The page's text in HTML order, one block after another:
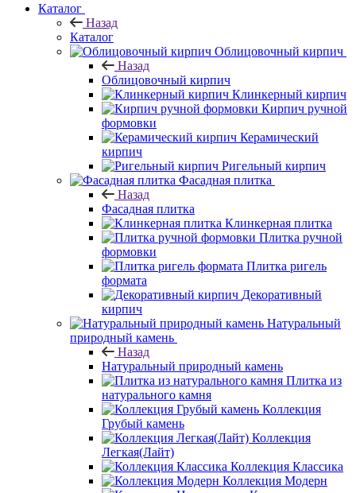
Каталог
Назад
Каталог
Облицовочный кирпич
Назад
Облицовочный кирпич
Клинкерный кирпич
Кирпич ручной
формовки
Керамический
кирпич
Ригельный кирпич
Фасадная плитка
Назад
Фасадная плитка
Клинкерная плитка
Плитка ручной
формовки
Плитка ригель
формата
Декоративный
кирпич
Натуральный
природный камень
Назад
Натуральный природный камень
Плитка из
натурального камня
Коллекция
Грубый камень
Коллекция
Легкая(Лайт)
Коллекция Классика
Коллекция Модерн